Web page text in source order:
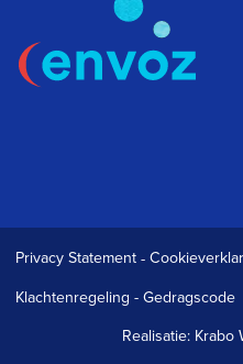
Privacy Statement -
Klachtenregeling -Gedragscode
Realisatie: Krabo